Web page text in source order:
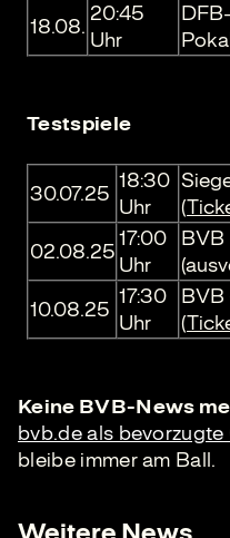
18.08.
20:45
Uhr
DFB-
Testspiele
30.07.25
18:30
Uhr
(
02.08.25
17:00
Uhr
BVB
10.08.25
17:30
Uhr
BVB
(
Keine BVB-News
bvb.de als
bleibe immer am Ball.